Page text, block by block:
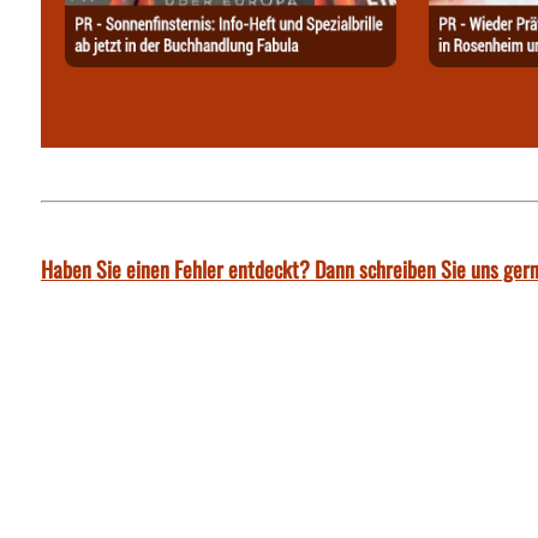
Haben Sie einen Fehler entdeckt? Dann schreiben Sie uns